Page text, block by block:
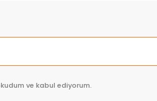
ve kabul ediyorum.